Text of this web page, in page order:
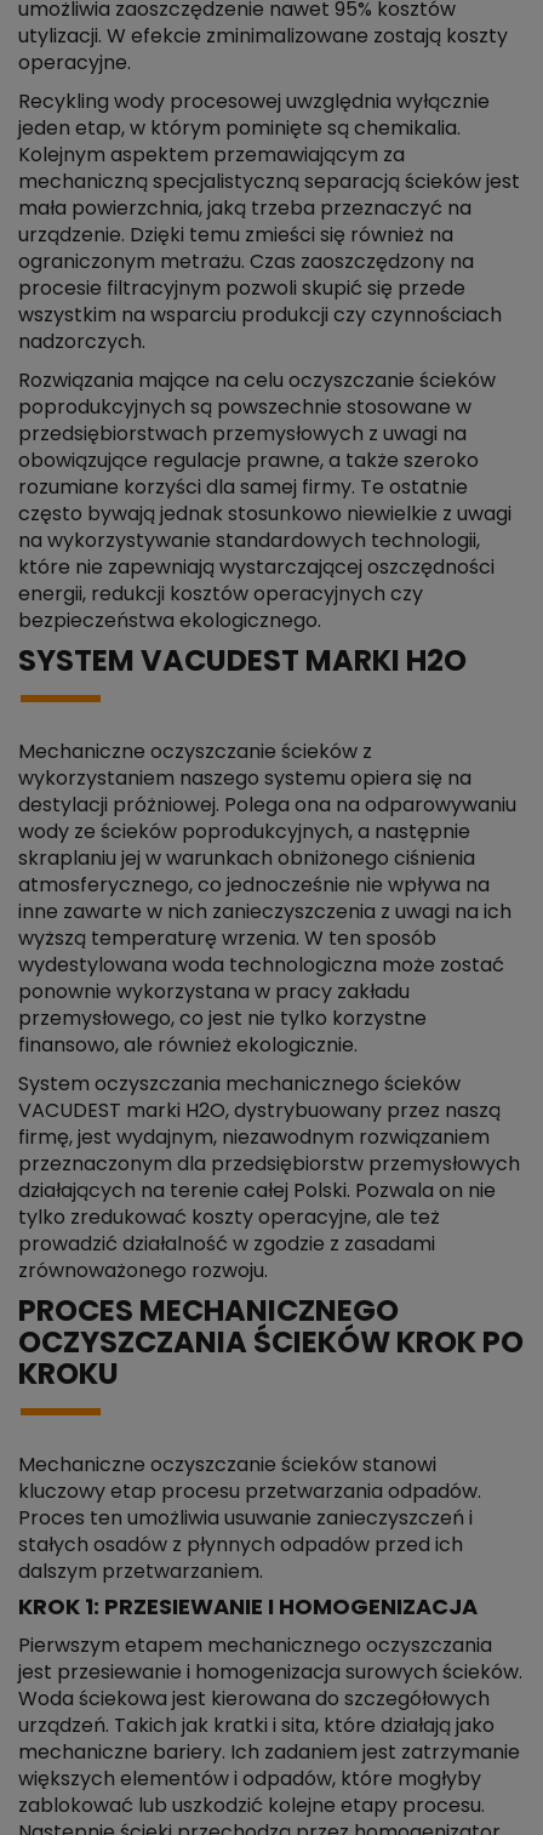
umożliwia zaoszczędzenie nawet 95% kosztów
utylizacji. W efekcie zminimalizowane zostają koszty
operacyjne.
Recykling wody procesowej uwzględnia wyłącznie
jeden etap, w którym pominięte są chemikalia.
Kolejnym aspektem przemawiającym za
mechaniczną specjalistyczną separacją ścieków jest
mała powierzchnia, jaką trzeba przeznaczyć na
urządzenie. Dzięki temu zmieści się również na
ograniczonym metrażu. Czas zaoszczędzony na
procesie filtracyjnym pozwoli skupić się przede
wszystkim na wsparciu produkcji czy czynnościach
nadzorczych.
Rozwiązania mające na celu oczyszczanie ścieków
poprodukcyjnych są powszechnie stosowane w
przedsiębiorstwach przemysłowych z uwagi na
obowiązujące regulacje prawne, a także szeroko
rozumiane korzyści dla samej firmy. Te ostatnie
często bywają jednak stosunkowo niewielkie z uwagi
na wykorzystywanie standardowych technologii,
które nie zapewniają wystarczającej oszczędności
energii, redukcji kosztów operacyjnych czy
bezpieczeństwa ekologicznego.
SYSTEM VACUDEST MARKI H2O
Mechaniczne oczyszczanie ścieków z
wykorzystaniem naszego systemu opiera się na
destylacji próżniowej. Polega ona na odparowywaniu
wody ze ścieków poprodukcyjnych, a następnie
skraplaniu jej w warunkach obniżonego ciśnienia
atmosferycznego, co jednocześnie nie wpływa na
inne zawarte w nich zanieczyszczenia z uwagi na ich
wyższą temperaturę wrzenia. W ten sposób
wydestylowana woda technologiczna może zostać
ponownie wykorzystana w pracy zakładu
przemysłowego, co jest nie tylko korzystne
finansowo, ale również ekologicznie.
System oczyszczania mechanicznego ścieków
VACUDEST marki H2O, dystrybuowany przez naszą
firmę, jest wydajnym, niezawodnym rozwiązaniem
przeznaczonym dla przedsiębiorstw przemysłowych
działających na terenie całej Polski. Pozwala on nie
tylko zredukować koszty operacyjne, ale też
prowadzić działalność w zgodzie z zasadami
zrównoważonego rozwoju.
PROCES MECHANICZNEGO
OCZYSZCZANIA ŚCIEKÓW KROK PO
KROKU
Mechaniczne oczyszczanie ścieków stanowi
kluczowy etap procesu przetwarzania odpadów.
Proces ten umożliwia usuwanie zanieczyszczeń i
stałych osadów z płynnych odpadów przed ich
dalszym przetwarzaniem.
KROK 1: PRZESIEWANIE I HOMOGENIZACJA
Pierwszym etapem mechanicznego oczyszczania
jest przesiewanie i homogenizacja surowych ścieków.
Woda ściekowa jest kierowana do szczegółowych
urządzeń. Takich jak kratki i sita, które działają jako
mechaniczne bariery. Ich zadaniem jest zatrzymanie
większych elementów i odpadów, które mogłyby
zablokować lub uszkodzić kolejne etapy procesu.